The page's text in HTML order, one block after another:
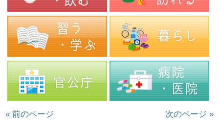
« 前のページ 次のページ »